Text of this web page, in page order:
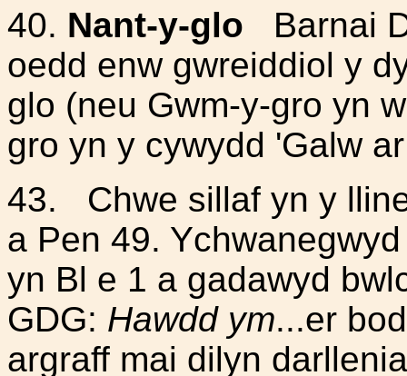
40. Nant-y-glo Barnai
oedd enw gwreiddiol y
glo (neu Gwm-y-gro yn
gro yn y cywydd 'Galw
43.
Chwe sillaf yn y
a Pen 49.
yn Bl e 1 a gadawyd
GDG: Hawdd ym...er
argraff mai dilyn